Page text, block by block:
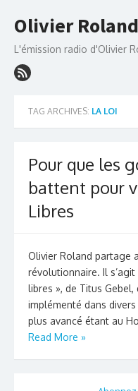
to
Olivier
L'émission radio d'Olivier
TAG ARCHIVES: LA LOI
Pour que les
battent pour
Libres
Olivier Roland partage
révolutionnaire. Il
libres », de Titus Gebel,
implémenté dans
plus avancé étant au
Read More »